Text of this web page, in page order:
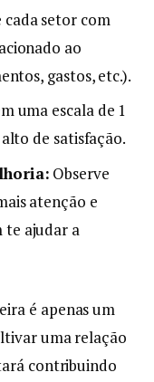
setor com
ao
gastos, etc.).
uma escala de 1
de satisfação.
Observe
atenção e
te ajudar a
é apenas um
uma relação
contribuindo